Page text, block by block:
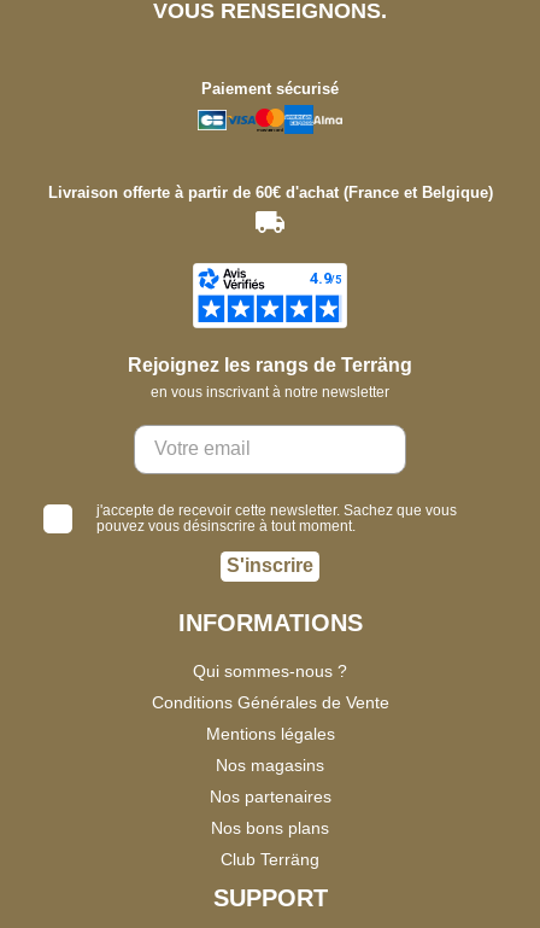
VOUS RENSEIGNONS.
Paiement sécurisé
Livraison offerte à partir de 60€ d'achat (France et Belgique)
Rejoignez les rangs de Terräng
en vous inscrivant à notre newsletter
j'accepte de recevoir cette newsletter. Sachez que vous
pouvez vous désinscrire à tout moment.
S'inscrire
INFORMATIONS
Qui sommes-nous ?
Conditions Générales de Vente
Mentions légales
Nos magasins
Nos partenaires
Nos bons plans
Club Terräng
SUPPORT